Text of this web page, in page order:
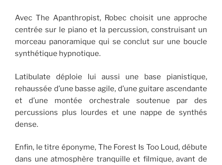
Avec The Apanthropist, Robec choisit une approche
centrée sur le piano et la percussion, construisant un
morceau panoramique qui se conclut sur une boucle
synthétique hypnotique.
Latibulate déploie lui aussi une base pianistique,
rehaussée d’une basse agile, d’une guitare ascendante
et d’une montée orchestrale soutenue par des
percussions plus lourdes et une nappe de synthés
dense.
Enfin, le titre éponyme, The Forest Is Too Loud, débute
dans une atmosphère tranquille et filmique, avant de